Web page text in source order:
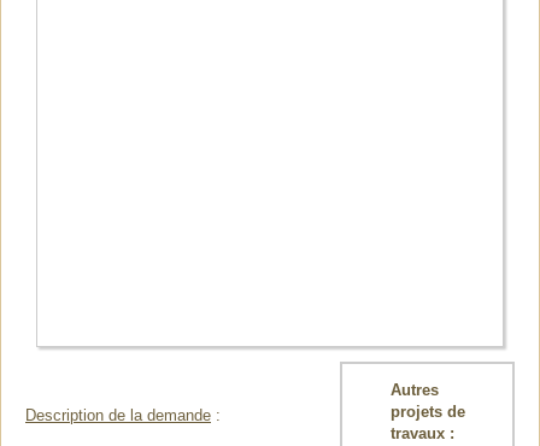
Autres
projets de
travaux :
Description de la demande :